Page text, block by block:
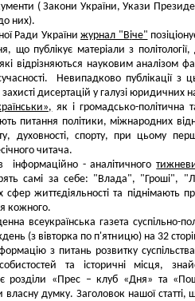
( Закони України, Укази
них).
Ради України журнал "Вiче"
що публікує матеріали з
відрізняються науковим аналізом
Невипадково публікації з
дисертацій у галузі юридичних
як і громадсько-полiтична
питання політики, міжнародних
духовності, спорту, при цьому
читача.
інформаційно - аналітичного
самі за себе: "Влада", "Гроші",
сфер життєдіяльності та піднімають
кожного.
всеукраїнська газета суспільно-
(з вівторка по п'ятницю) на 32
з питань розвитку
та історичні місця,
розділи «Прес – клуб «Дня» та
думку. Заголовок нашої